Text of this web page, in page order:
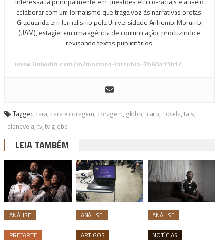
colaborar com um Jornalismo que traga voz às narrativas pretas.
Graduanda em Jornalismo pela Universidade Anhembi Morumbi
(UAM), estagiei em uma agência de comunicação, produzindo e
revisando textos publicitários.
www.linkedin.com/in/mariana-larrubia-7b60a11b1/
Tagged cara, cara e coragem, coragem, globo, icaro, novela, tais,
Telenovela, tv, tv globo
LEIA TAMBÉM
ANÁLISE
PRETARTE
ANÁLISE
ARTIGOS
ANÁLISE
NOTÍCIAS